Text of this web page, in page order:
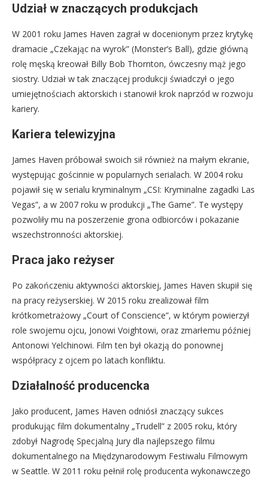
Udział w znaczących produkcjach
W 2001 roku James Haven zagrał w docenionym przez krytykę
dramacie „Czekając na wyrok” (Monster’s Ball), gdzie główną
rolę męską kreował Billy Bob Thornton, ówczesny mąż jego
siostry. Udział w tak znaczącej produkcji świadczył o jego
umiejętnościach aktorskich i stanowił krok naprzód w rozwoju
kariery.
Kariera telewizyjna
James Haven próbował swoich sił również na małym ekranie,
występując gościnnie w popularnych serialach. W 2004 roku
pojawił się w serialu kryminalnym „CSI: Kryminalne zagadki Las
Vegas”, a w 2007 roku w produkcji „The Game”. Te występy
pozwoliły mu na poszerzenie grona odbiorców i pokazanie
wszechstronności aktorskiej.
Praca jako reżyser
Po zakończeniu aktywności aktorskiej, James Haven skupił się
na pracy reżyserskiej. W 2015 roku zrealizował film
krótkometrażowy „Court of Conscience”, w którym powierzył
role swojemu ojcu, Jonowi Voightowi, oraz zmarłemu później
Antonowi Yelchinowi. Film ten był okazją do ponownej
współpracy z ojcem po latach konfliktu.
Działalność producencka
Jako producent, James Haven odniósł znaczący sukces
produkując film dokumentalny „Trudell” z 2005 roku, który
zdobył Nagrodę Specjalną Jury dla najlepszego filmu
dokumentalnego na Międzynarodowym Festiwalu Filmowym
w Seattle. W 2011 roku pełnił rolę producenta wykonawczego